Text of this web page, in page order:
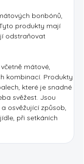
bonbónů,
produkty mají
odstraňovat
mátové,
kombinací. Produkty
které je snadné
svěžest. Jsou
osvěžující způsob,
při setkáních